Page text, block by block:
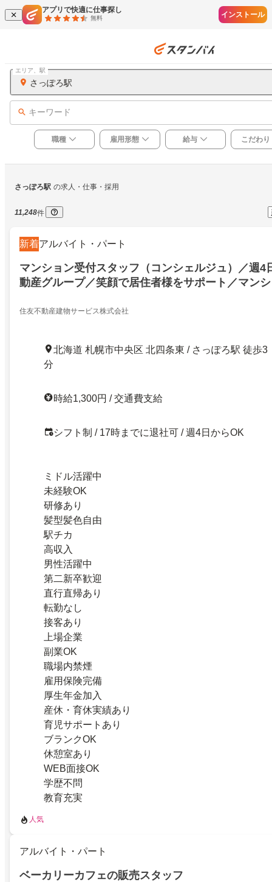
アプリで快適に仕事探し
無料 インストール
さっぽろ駅
エリア、駅
キーワード
職種 雇用形態 給与 こだわり
さっぽろ駅 の求人・仕事・採用
11,248件
新着アルバイト・パート
マンション受付スタッフ（コンシェルジュ）／週4
動産グループ／笑顔で居住者様をサポート／マン
両立長期＆安定
住友不動産建物サービス株式会社
北海道 札幌市中央区 北四条東 / さっぽろ駅 徒歩3
分
時給1,300円 / 交通費支給
シフト制 / 17時までに退社可 / 週4日からOK
ミドル活躍中
未経験OK
研修あり
髪型髪色自由
駅チカ
高収入
男性活躍中
第二新卒歓迎
直行直帰あり
転勤なし
接客あり
上場企業
副業OK
職場内禁煙
雇用保険完備
厚生年金加入
産休・育休実績あり
育児サポートあり
ブランクOK
休憩室あり
WEB面接OK
学歴不問
教育充実
人気
アルバイト・パート
ベーカリーカフェの販売スタッフ